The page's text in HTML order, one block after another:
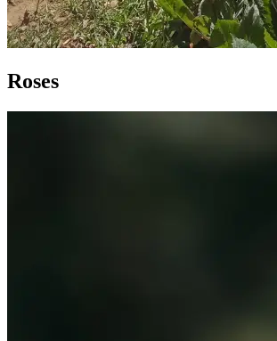
Roses